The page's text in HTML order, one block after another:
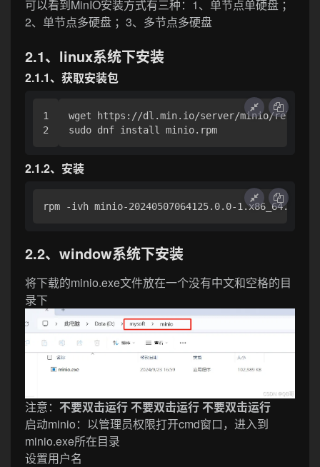
可以看到MinIO安装方式有三种：1、单节点单硬盘 ；
2、单节点多硬盘 ；3、多节点多硬盘
2.1、linux系统下安装
2.1.1、获取安装包
1
wget https://dl.min.io/server/minio/release/
sudo dnf install minio.rpm
2.1.2、安装
rpm -ivh minio-20240507064125.0.0-1.x86_64.rpm
2.2、window系统下安装
将下载的minio.exe文件放在一个没有中文和空格的目
录下
注意： 不要双击运行 不要双击运行 不要双击运行
启动minio：以管理员权限打开cmd窗口，进入到
minio.exe所在目录
设置用户名